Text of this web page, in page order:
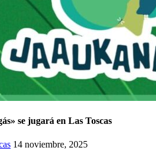
se jugará en Las Toscas
14 noviembre, 2025